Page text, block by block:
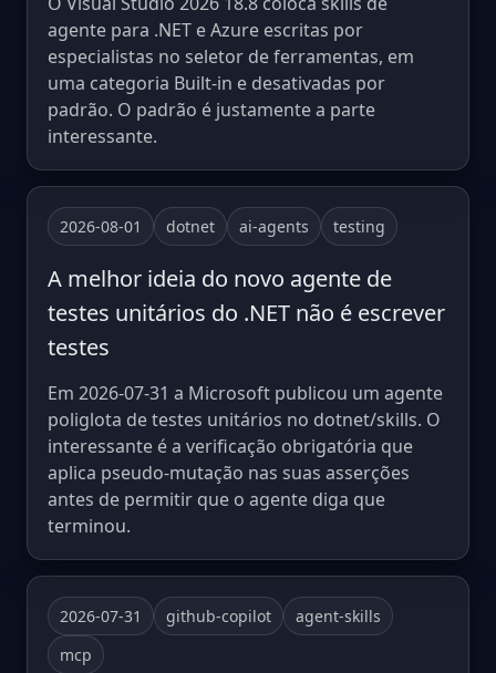
agente para .NET e Azure escritas por
especialistas no seletor de ferramentas, em
uma categoria Built-in e desativadas por
padrão. O padrão é justamente a parte
interessante.
2026-08-01 dotnet ai-agents testing
A melhor ideia do novo agente de
testes unitários do .NET não é escrever
testes
Em 2026-07-31 a Microsoft publicou um agente
poliglota de testes unitários no dotnet/skills. O
interessante é a verificação obrigatória que
aplica pseudo-mutação nas suas asserções
antes de permitir que o agente diga que
terminou.
2026-07-31 github-copilot
agent-skills
mcp